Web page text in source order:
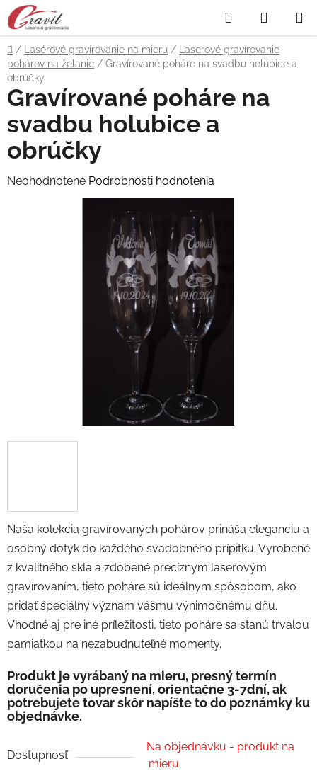
Prejsť
na
obsah
Hľadať
KOŠÍK
Domov
/ Lasérové gravírovanie na mieru /
Laserové gravírovanie
pohárov na želanie / Gravírované poháre na svadbu holubice a
obrúčky
Naša kolekcia gravírovaných pohárov prináša eleganciu a
osobný dotyk do každého svadobného prípitku. Vyrobené
z kvalitného skla a zdobené precíznym laserovým
gravírovaním, tieto poháre sú ideálnym spôsobom, ako
pridať špeciálny význam vášmu výnimočnému dňu.
Vhodné aj pre iné príležitosti, tieto poháre sa stanú trvalou
pamiatkou na nezabudnuteľné momenty.
Produkt je vyrábaný na mieru, presný termín
doručenia po upresnení, orientačne 3-7dní, ak
potrebujete tovar skôr napíšte to do poznámky ku
objednávke.
Dostupnosť
Na objednávku - produkt na
mieru
Gravírované poháre na
svadbu holubice a
obrúčky
Priemerné
Neohodnotené Podrobnosti hodnotenia